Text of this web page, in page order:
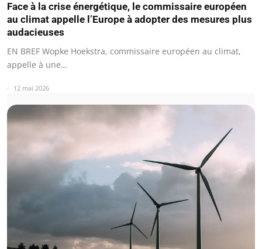
Face à la crise énergétique, le commissaire européen
au climat appelle l’Europe à adopter des mesures plus
audacieuses
EN BREF Wopke Hoekstra, commissaire européen au climat,
appelle à une…
12 mai 2026